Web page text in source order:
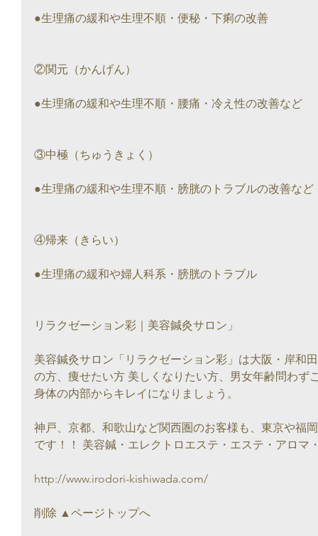
●生理痛の緩和や生理不順・便秘・下痢の改善
②関元（かんげん）
●生理痛の緩和や生理不順・腰痛・冷え性の改善など
③中極（ちゅうきょく）
●生理痛の緩和や生理不順・膀胱のトラブルの改善など
④帰来（きらい）
●生理痛の緩和や婦人科系・膀胱のトラブル
リラクゼーション彩｜美容鍼灸サロン」
美容鍼灸サロン「リラクゼーション彩」は大阪・岸和
の方、痩せたい方 美しくなりたい方、男女年齢問わず
身体の内部からキレイになりましょう。
神戸、京都、和歌山など関西圏のお客様も、東京や福
です！！ 美容鍼・エレクトロエステ・エステ・アロマ
http://www.irodori-kishiwada.com/
削除 ▲ページトップへ